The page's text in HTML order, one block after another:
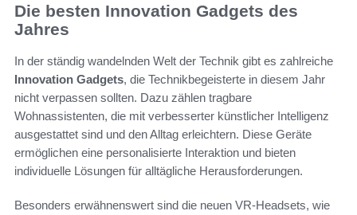
Die besten Innovation Gadgets des
Jahres
In der ständig wandelnden Welt der Technik gibt es zahlreiche
Innovation Gadgets, die Technikbegeisterte in diesem Jahr
nicht verpassen sollten. Dazu zählen tragbare
Wohnassistenten, die mit verbesserter künstlicher Intelligenz
ausgestattet sind und den Alltag erleichtern. Diese Geräte
ermöglichen eine personalisierte Interaktion und bieten
individuelle Lösungen für alltägliche Herausforderungen.
Besonders erwähnenswert sind die neuen VR-Headsets, wie